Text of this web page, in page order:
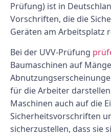
Prüfung) ist in
Vorschriften, die die
Geräten am Arbeitsplatz
Bei der UVV-Prüfung
Baumaschinen auf
für die Arbeiter
Maschinen auch auf die
Sicherheitsvorschriften
sicherzustellen, dass sie